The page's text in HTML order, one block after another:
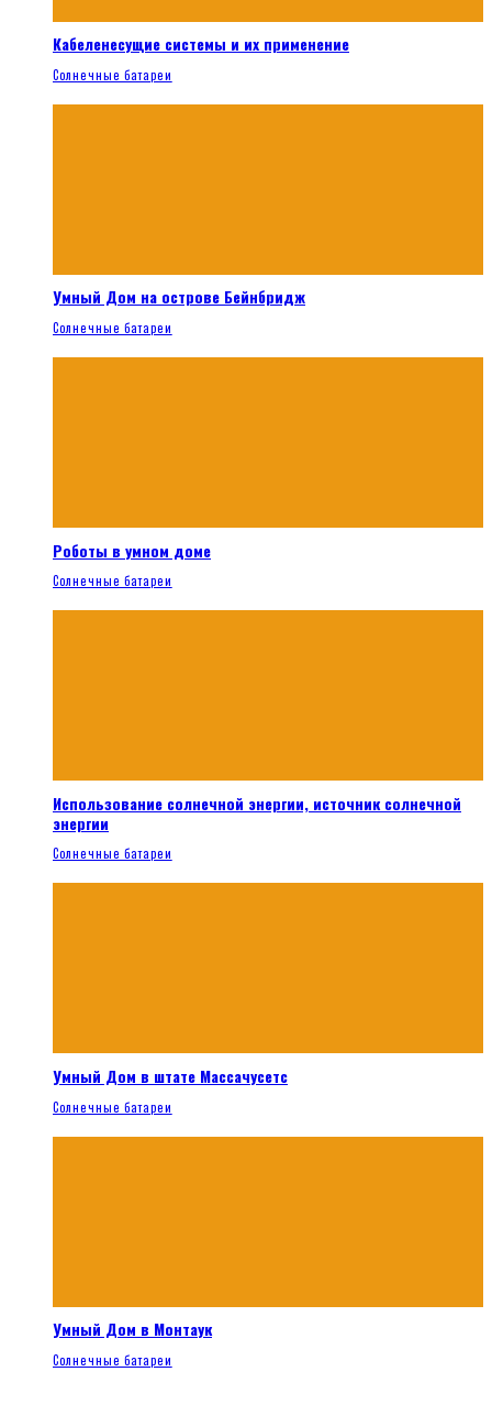
Кабеленесущие системы и их применение
Солнечные батареи
Умный Дом на острове Бейнбридж
Солнечные батареи
Роботы в умном доме
Солнечные батареи
Использование солнечной энергии, источник солнечной
энергии
Солнечные батареи
Умный Дом в штате Массачусетс
Солнечные батареи
Умный Дом в Монтаук
Солнечные батареи